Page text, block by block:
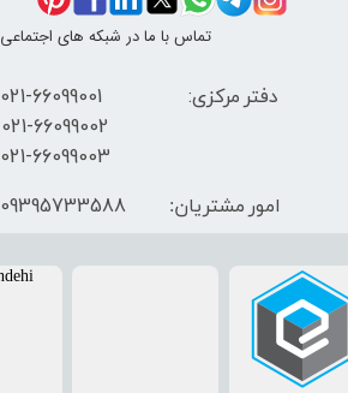
دفتر مرکزی: 66099001-021
امور مشتریان: 09395733588
​021-66099002
تماس با ما در شبکه های اجتماعی